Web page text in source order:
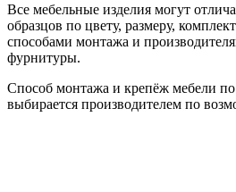
Все мебельные изделия могут
образцов по цвету, размеру,
способами монтажа и
фурнитуры.
Способ монтажа и крепёж мебели
выбирается производителем по